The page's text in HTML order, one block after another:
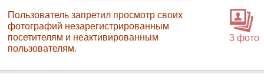
3 фото
Пользователь запретил просмотр своих
фотографий незарегистрированным
посетителям и неактивированным
пользователям.